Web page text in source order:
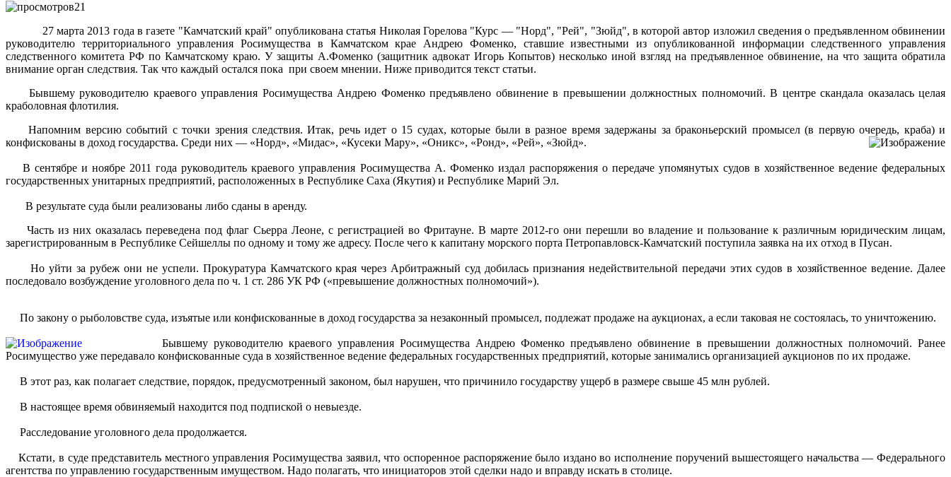
21
27 марта 2013 года в газете "Камчатский край" опубликована статья Николая Горелова "Курс — "Норд", "Рей", "Зюйд", в которой автор изложил сведения о предъявленном обвинении
руководителю территориального управления Росимущества в Камчатском крае Андрею Фоменко, ставшие известными из опубликованной информации следственного управления
следственного комитета РФ по Камчатскому краю. У защиты А.Фоменко (защитник адвокат Игорь Копытов) несколько иной взгляд на предъявленное обвинение, на что защита обратила
внимание орган следствия. Так что каждый остался пока при своем мнении. Ниже приводится текст статьи.
Бывшему руководителю краевого управления Росимущества Андрею Фоменко предъявлено обвинение в превышении должностных полномочий. В центре скандала оказалась целая
краболовная флотилия.
Напомним версию событий с точки зрения следствия. Итак, речь идет о 15 судах, которые были в разное время задержаны за браконьерский промысел (в первую очередь, краба) и
конфискованы в доход государства. Среди них — «Норд», «Мидас», «Кусеки Мару», «Оникс», «Ронд», «Рей», «Зюйд».
В сентябре и ноябре 2011 года руководитель краевого управления Росимущества А. Фоменко издал распоряжения о передаче упомянутых судов в хозяйственное ведение федеральных
государственных унитарных предприятий, расположенных в Республике Саха (Якутия) и Республике Марий Эл.
В результате суда были реализованы либо сданы в аренду.
Часть из них оказалась переведена под флаг Сьерра Леоне, с регистрацией во Фритауне. В марте 2012-го они перешли во владение и пользование к различным юридическим лицам,
зарегистрированным в Республике Сейшеллы по одному и тому же адресу. После чего к капитану морского порта Петропавловск-Камчатский поступила заявка на их отход в Пусан.
Но уйти за рубеж они не успели. Прокуратура Камчатского края через Арбитражный суд добилась признания недействительной передачи этих судов в хозяйственное ведение. Далее
последовало возбуждение уголовного дела по ч. 1 ст. 286 УК РФ («превышение должностных полномочий»).
По закону о рыболовстве суда, изъятые или конфискованные в доход государства за незаконный промысел, подлежат продаже на аукционах, а если таковая не состоялась, то уничтожению.
Бывшему руководителю краевого управления Росимущества Андрею Фоменко предъявлено обвинение в превышении должностных полномочий. Ранее
Росимущество уже передавало конфискованные суда в хозяйственное ведение федеральных государственных предприятий, которые занимались организацией аукционов по их продаже.
В этот раз, как полагает следствие, порядок, предусмотренный законом, был нарушен, что причинило государству ущерб в размере свыше 45 млн рублей.
В настоящее время обвиняемый находится под подпиской о невыезде.
Расследование уголовного дела продолжается.
Кстати, в суде представитель местного управления Росимущества заявил, что оспоренное распоряжение было издано во исполнение поручений вышестоящего начальства — Федерального
агентства по управлению государственным имуществом. Надо полагать, что инициаторов этой сделки надо и вправду искать в столице.